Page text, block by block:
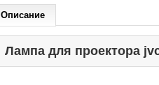
Описание
Лампа для проектора